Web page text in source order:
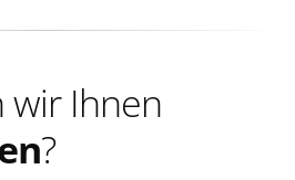
wir Ihnen
?